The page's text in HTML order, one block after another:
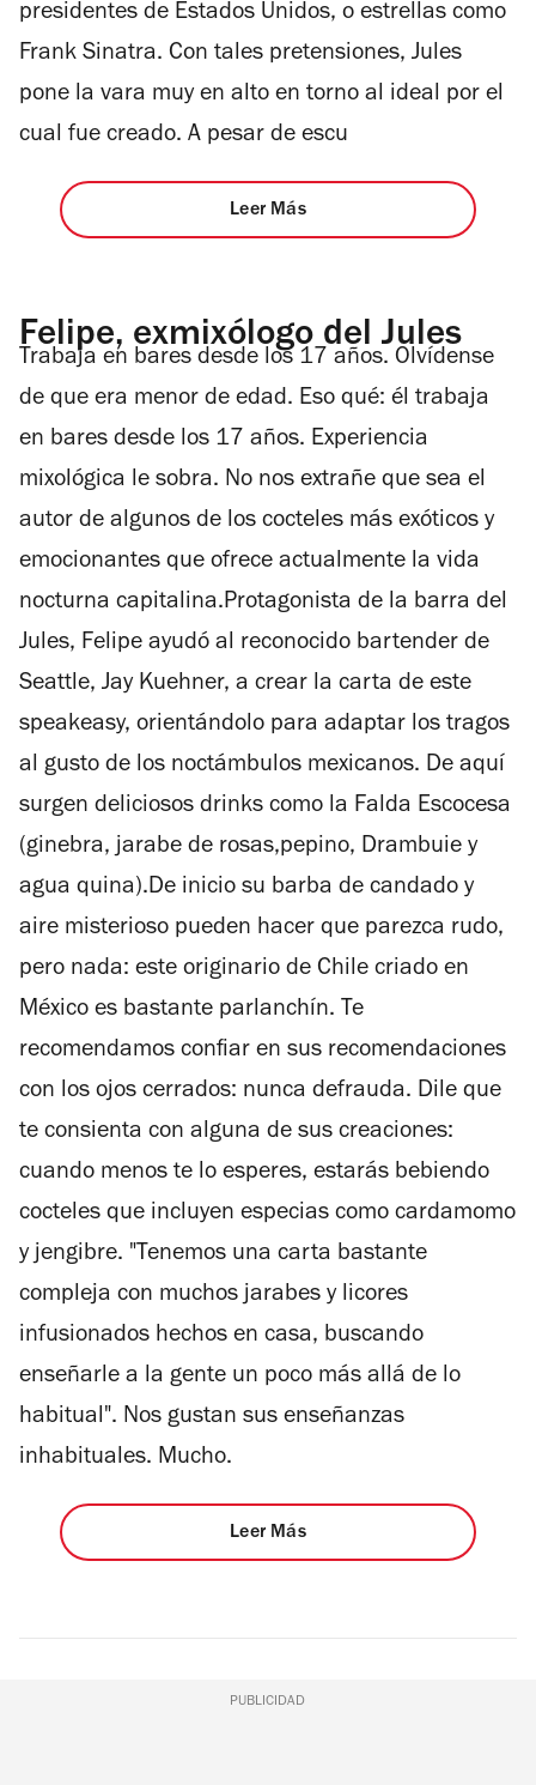
presidentes de Estados Unidos, o estrellas como
Frank Sinatra. Con tales pretensiones, Jules
pone la vara muy en alto en torno al ideal por el
cual fue creado. A pesar de escu
Leer Más
Felipe, exmixólogo del Jules
Trabaja en bares desde los 17 años. Olvídense
de que era menor de edad. Eso qué: él trabaja
en bares desde los 17 años. Experiencia
mixológica le sobra. No nos extrañe que sea el
autor de algunos de los cocteles más exóticos y
emocionantes que ofrece actualmente la vida
nocturna capitalina.Protagonista de la barra del
Jules, Felipe ayudó al reconocido bartender de
Seattle, Jay Kuehner, a crear la carta de este
speakeasy, orientándolo para adaptar los tragos
al gusto de los noctámbulos mexicanos. De aquí
surgen deliciosos drinks como la Falda Escocesa
(ginebra, jarabe de rosas,pepino, Drambuie y
agua quina).De inicio su barba de candado y
aire misterioso pueden hacer que parezca rudo,
pero nada: este originario de Chile criado en
México es bastante parlanchín. Te
recomendamos confiar en sus recomendaciones
con los ojos cerrados: nunca defrauda. Dile que
te consienta con alguna de sus creaciones:
cuando menos te lo esperes, estarás bebiendo
cocteles que incluyen especias como cardamomo
y jengibre. "Tenemos una carta bastante
compleja con muchos jarabes y licores
infusionados hechos en casa, buscando
enseñarle a la gente un poco más allá de lo
habitual". Nos gustan sus enseñanzas
inhabituales. Mucho.
Leer Más
PUBLICIDAD